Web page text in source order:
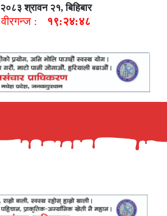
२०८३ श्रावन २१, बिहिबार
वीरगन्ज : १९:२४:५०